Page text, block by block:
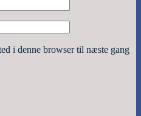
i denne browser til næste gang